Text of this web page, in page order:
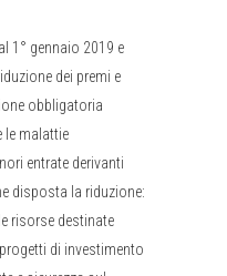
1° gennaio 2019 e
dei premi e
obbligatoria
le malattie
entrate derivanti
disposta la riduzione:
risorse destinate
di investimento